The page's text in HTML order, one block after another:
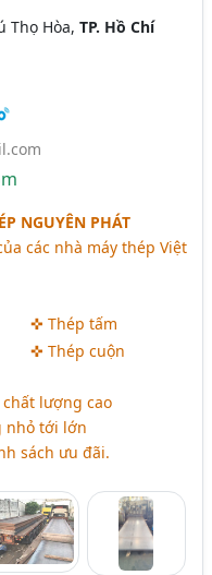
Thọ Hòa,TP. Hồ Chí
NGUYÊN PHÁT
các nhà máy thép Việt
✜ Thép tấm
✜ Thép cuộn
lượng cao
nhỏ tới lớn
sách ưu đãi.